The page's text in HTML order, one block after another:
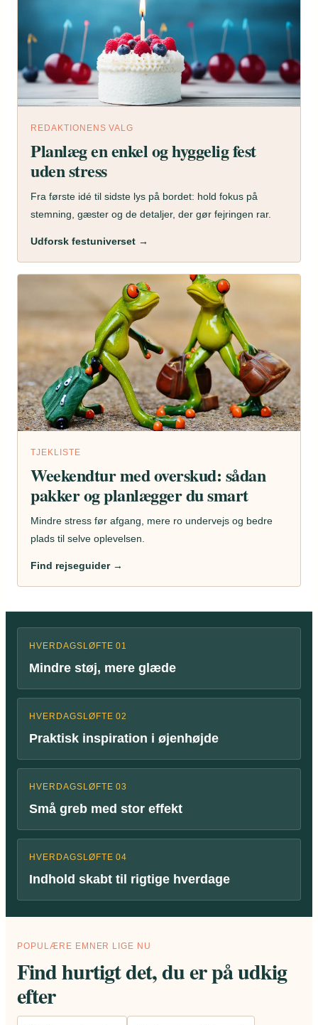
REDAKTIONENS VALG
Planlæg en enkel og hyggelig fest
uden stress
Fra første idé til sidste lys på bordet: hold fokus på
stemning, gæster og de detaljer, der gør fejringen rar.
Udforsk festuniverset →
TJEKLISTE
Weekendtur med overskud: sådan
pakker og planlægger du smart
Mindre stress før afgang, mere ro undervejs og bedre
plads til selve oplevelsen.
Find rejseguider →
HVERDAGSLØFTE 01
Mindre støj, mere glæde
HVERDAGSLØFTE 02
Praktisk inspiration i øjenhøjde
HVERDAGSLØFTE 03
Små greb med stor effekt
HVERDAGSLØFTE 04
Indhold skabt til rigtige hverdage
POPULÆRE EMNER LIGE NU
Find hurtigt det, du er på udkig
efter